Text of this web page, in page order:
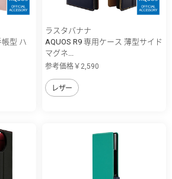
帳型 ハ
ラスタバナナ
AQUOS R9 専用ケース 薄型サイド
マグネ...
参考価格￥2,590
レザー